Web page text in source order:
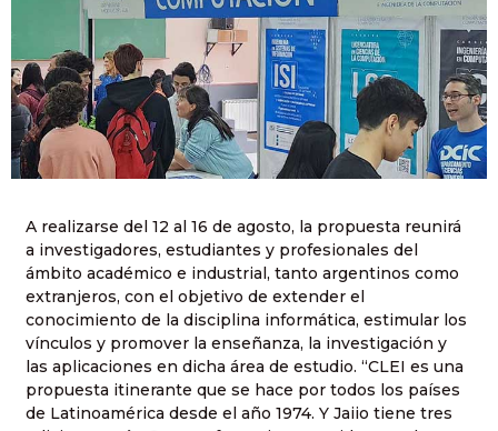
A realizarse del 12 al 16 de agosto, la propuesta reunirá
a investigadores, estudiantes y profesionales del
ámbito académico e industrial, tanto argentinos como
extranjeros, con el objetivo de extender el
conocimiento de la disciplina informática, estimular los
vínculos y promover la enseñanza, la investigación y
las aplicaciones en dicha área de estudio. “CLEI es una
propuesta itinerante que se hace por todos los países
de Latinoamérica desde el año 1974. Y Jaiio tiene tres